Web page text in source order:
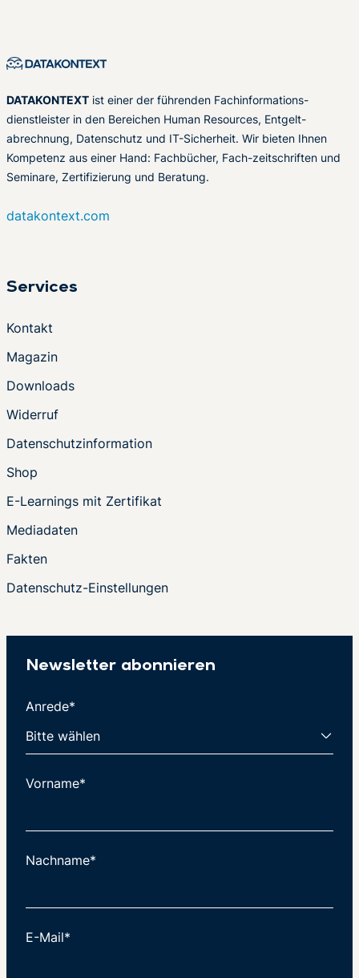
DATAKONTEXT ist einer der führenden Fachinformations-
dienstleister in den Bereichen Human Resources, Entgelt-
abrechnung, Datenschutz und IT-Sicherheit. Wir bieten Ihnen
Kompetenz aus einer Hand: Fachbücher, Fach-zeitschriften und
Seminare, Zertifizierung und Beratung.
datakontext.com
Services
Kontakt
Magazin
Downloads
Widerruf
Datenschutzinformation
Shop
E-Learnings mit Zertifikat
Mediadaten
Fakten
Datenschutz-Einstellungen
Newsletter abonnieren
Anrede*
Vorname*
Nachname*
E-Mail*